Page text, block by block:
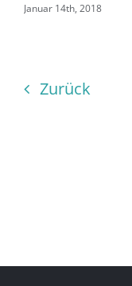
Januar 14th, 2018
Zurück